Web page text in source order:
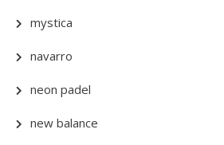
mystica
navarro
neon padel
new balance